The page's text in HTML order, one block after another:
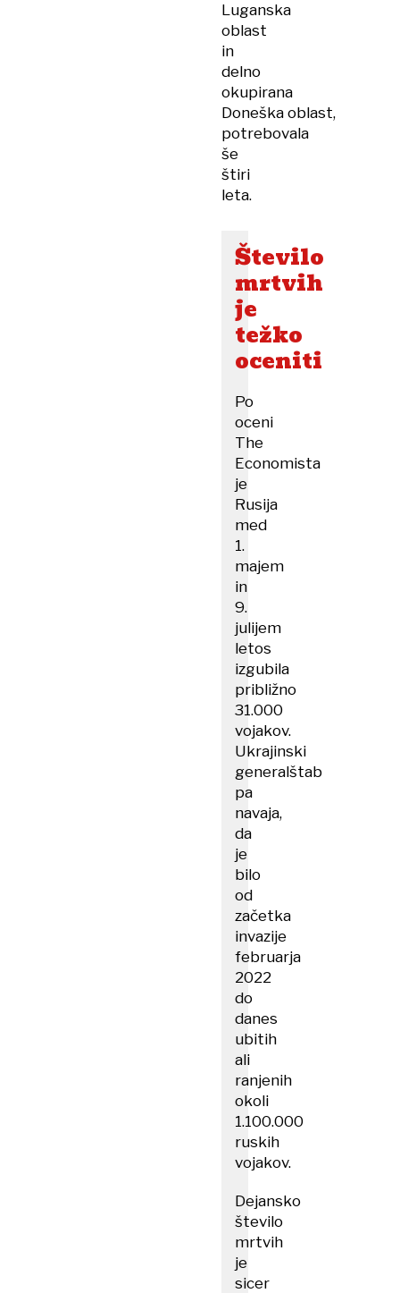
Luganska
oblast
in
delno
okupirana
Doneška oblast,
potrebovala
še
štiri
leta.
Število
mrtvih
je
težko
oceniti
Po
oceni
The
Economista
je
Rusija
med
1.
majem
in
9.
julijem
letos
izgubila
približno
31.000
vojakov.
Ukrajinski
generalštab
pa
navaja,
da
je
bilo
od
začetka
invazije
februarja
2022
do
danes
ubitih
ali
ranjenih
okoli
1.100.000
ruskih
vojakov.
Dejansko
število
mrtvih
je
sicer